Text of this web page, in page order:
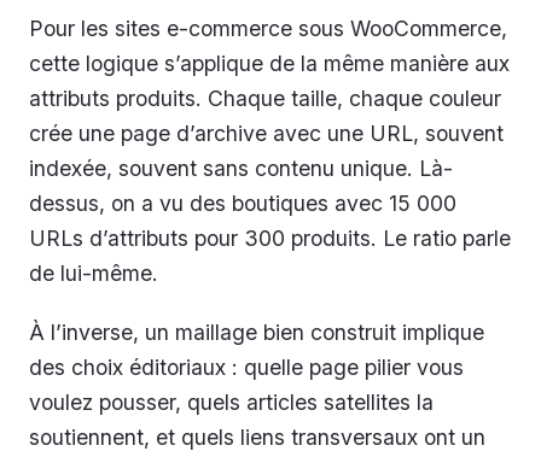
Pour les sites e-commerce sous WooCommerce,
cette logique s’applique de la même manière aux
attributs produits. Chaque taille, chaque couleur
crée une page d’archive avec une URL, souvent
indexée, souvent sans contenu unique. Là-
dessus, on a vu des boutiques avec 15 000
URLs d’attributs pour 300 produits. Le ratio parle
de lui-même.
À l’inverse, un maillage bien construit implique
des choix éditoriaux : quelle page pilier vous
voulez pousser, quels articles satellites la
soutiennent, et quels liens transversaux ont un